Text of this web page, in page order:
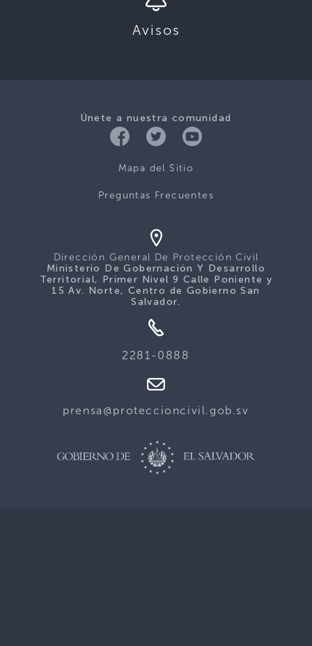
Avisos
Únete a nuestra comunidad
Mapa del Sitio
Preguntas Frecuentes
Dirección General De Protección Civil
Ministerio De Gobernación Y Desarrollo
Territorial, Primer Nivel 9 Calle Poniente y
15 Av. Norte, Centro de Gobierno San
Salvador.
2281-0888
prensa@proteccioncivil.gob.sv